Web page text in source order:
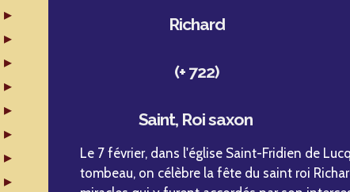
Richard
(+ 722)
Saint, Roi saxon
Le 7 février, dans l'église Saint-Fridien de
tombeau, on célèbre la fête du saint roi